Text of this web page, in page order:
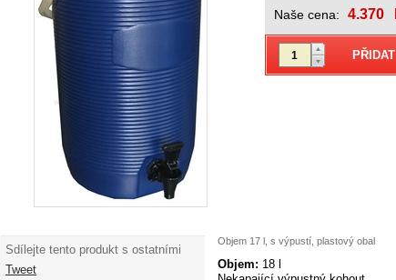
Naše cena: 4.370
Sdílejte tento produkt s ostatními
Tweet
Objem 17 l, s výpustí, plastový obal
Objem: 18 l